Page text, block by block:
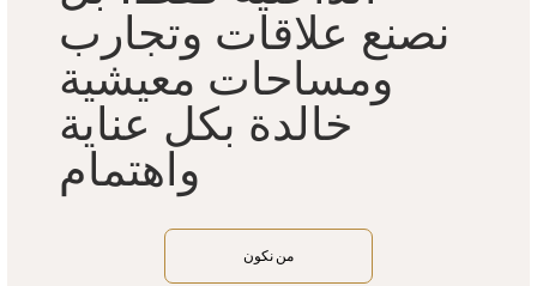
نصنع علاقات وتجارب
ومساحات معيشية
خالدة بكل عناية
واهتمام
من نكون